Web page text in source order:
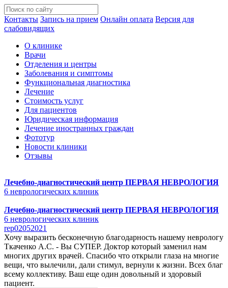
Контакты Запись на прием Онлайн оплата Версия для
слабовидящих
О клинике
Врачи
Отделения и центры
Заболевания и симптомы
Функциональная диагностика
Лечение
Стоимость услуг
Для пациентов
Юридическая информация
Лечение иностранных граждан
Фототур
Новости клиники
Отзывы
Лечебно-диагностический центр ПЕРВАЯ НЕВРОЛОГИЯ
6 неврологических клиник
Лечебно-диагностический центр ПЕРВАЯ НЕВРОЛОГИЯ
6 неврологических клиник
rep02052021
Хочу выразить бесконечную благодарность нашему неврологу
Ткаченко А.С. - Вы СУПЕР. Доктор который заменил нам
многих других врачей. Спасибо что открыли глаза на многие
вещи, что вылечили, дали стимул, вернули к жизни. Всех благ
всему коллективу. Ваш еще один довольный и здоровый
пациент.